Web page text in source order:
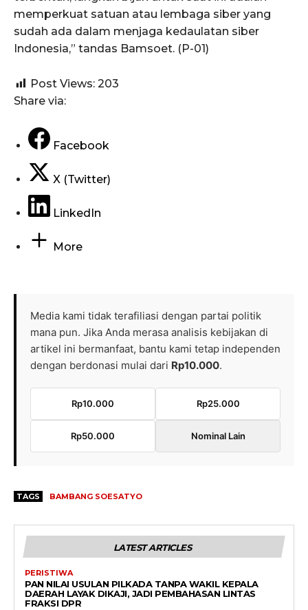
memperkuat satuan atau lembaga siber yang
sudah ada dalam menjaga kedaulatan siber
Indonesia,” tandas Bamsoet. (P-01)
Post Views: 203
Share via:
Facebook
X (Twitter)
LinkedIn
More
Media kami tidak terafiliasi dengan partai politik
mana pun. Jika Anda merasa analisis kebijakan di
artikel ini bermanfaat, bantu kami tetap independen
dengan berdonasi mulai dari Rp10.000.
Rp10.000 Rp25.000
Rp50.000 Nominal Lain
TAGS BAMBANG SOESATYO
LATEST ARTICLES
PERISTIWA
PAN NILAI USULAN PILKADA TANPA WAKIL KEPALA
DAERAH LAYAK DIKAJI, JADI PEMBAHASAN LINTAS
FRAKSI DPR